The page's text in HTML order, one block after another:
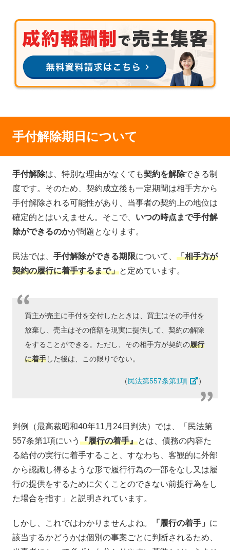
手付解除期日について
手付解除は、特別な理由がなくても契約を解除できる制
度です。そのため、契約成立後も一定期間は相手方から
手付解除される可能性があり、当事者の契約上の地位は
確定的とはいえません。そこで、 いつの時点まで手付解
除ができるのかが問題となります。
民法では、 手付解除ができる期限について、 「相手方が
契約の履行に着手するまで」と定めています。
買主が売主に手付を交付したときは、買主はその手付を
放棄し、売主はその倍額を現実に提供して、契約の解除
をすることができる。ただし、その相手方が契約の履行
に着手した後は、この限りでない。
（ 民法第557条第1項 ）
判例（最高裁昭和40年11月24日判決）では、「民法第
557条第1項にいう 『履行の着手』とは、債務の内容た
る給付の実行に着手すること、すなわち、客観的に外部
から認識し得るような形で履行行為の一部をなし又は履
行の提供をするために欠くことのできない前提行為をし
た場合を指す」と説明されています。
しかし、これではわかりませんよね。 「履行の着手」 に
該当するかどうかは個別の事案ごとに判断されるため、